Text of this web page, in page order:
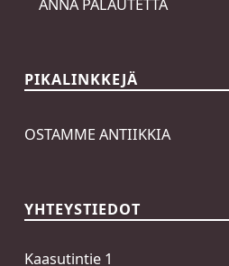
ANNA PALAUTETTA
PIKALINKKEJÄ
OSTAMME ANTIIKKIA
YHTEYSTIEDOT
Kaasutintie 1